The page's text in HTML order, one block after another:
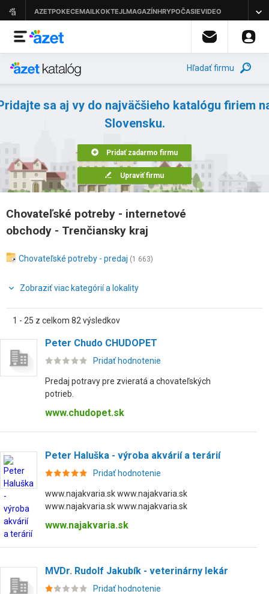
Hľadať firmu
sa aj vy do najväčšieho katalógu firiem
Slovensku.
Pridať zadarmo firmu
Upraviť firmu
Chovateľské potreby - internetové
obchody - Trenčiansky kraj
Chovateľské potreby - predaj (1 663)
Zobraziť viac kategórií a lokality
1 - 25 z celkom 82 výsledkov
Peter Chudo CHUDOPET
Pridať hodnotenie
Predaj potravy pre zvieratá a chovateľských
potrieb.
www.chudopet.sk
Peter Haluška - výroba akvárií a terárií
Pridať hodnotenie
www.najakvaria.sk www.najakvaria.sk
www.najakvaria.sk www.najakvaria.sk
www.najakvaria.sk
MVDr. Rudolf Jakubík - veterinárny lekár
Pridať hodnotenie